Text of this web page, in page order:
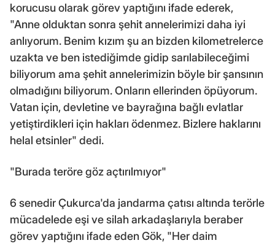
korucusu olarak görev yaptığını ifade ederek,
"Anne olduktan sonra şehit annelerimizi daha iyi
anlıyorum. Benim kızım şu an bizden kilometrelerce
uzakta ve ben istediğimde gidip sarılabileceğimi
biliyorum ama şehit annelerimizin böyle bir şansının
olmadığını biliyorum. Onların ellerinden öpüyorum.
Vatan için, devletine ve bayrağına bağlı evlatlar
yetiştirdikleri için hakları ödenmez. Bizlere haklarını
helal etsinler" dedi.
"Burada teröre göz açtırılmıyor"
6 senedir Çukurca'da jandarma çatısı altında terörle
mücadelede eşi ve silah arkadaşlarıyla beraber
görev yaptığını ifade eden Gök, "Her daim